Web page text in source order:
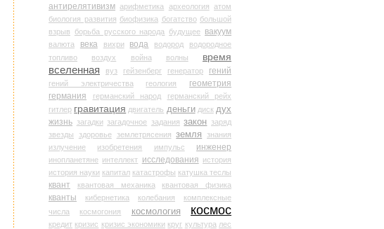
антирелятивизм арифметика археология атом
биология развития биофизика богатство большой
взрыв
борьба русского народа будущее вакуум
валюта века вихри вода водород
водородное
топливо
воздух война волны
время
вселенная
вуз гейзенберг генератор гений
гений электричества геология
геометрия
германия
германский народ
германский рейх
гитлер гравитация двигатель деньги диск дух
жизнь загадки загадочное задания закон заряд
звезды
здоровье землетрясения земля
знания
излучение
изобретения импульс инженер
инопланетяне интеллект исследования история
история науки капитал катастрофы катушка теслы
квант квантовая механика квантовая физика
кванты кибернетика колебания
комплексные
числа
космогония космология космос
кредит кризис кризис экономики круг культура лес